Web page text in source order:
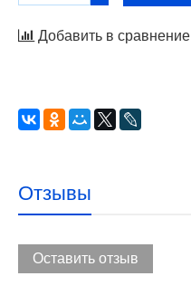
Добавить в сравнение
Отзывы
Оставить отзыв